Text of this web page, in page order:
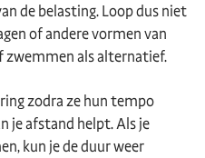
de belasting. Loop dus niet
of andere vormen van
zwemmen als alternatief.
zodra ze hun tempo
je afstand helpt. Als je
kun je de duur weer